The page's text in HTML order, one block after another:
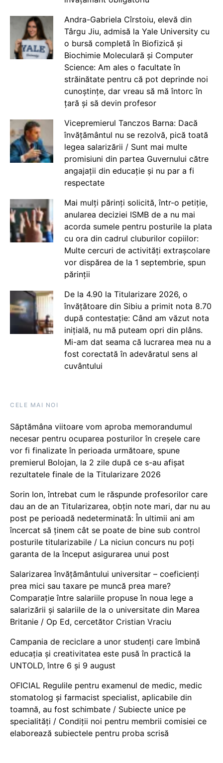
Andra-Gabriela Cîrstoiu, elevă din
Târgu Jiu, admisă la Yale University cu
o bursă completă în Biofizică și
Biochimie Moleculară și Computer
Science: Am ales o facultate în
străinătate pentru că pot deprinde noi
cunoștințe, dar vreau să mă întorc în
țară și să devin profesor
Vicepremierul Tanczos Barna: Dacă
învățământul nu se rezolvă, pică toată
legea salarizării / Sunt mai multe
promisiuni din partea Guvernului către
angajații din educație și nu par a fi
respectate
Mai mulți părinți solicită, într-o petiție,
anularea deciziei ISMB de a nu mai
acorda sumele pentru posturile la plata
cu ora din cadrul cluburilor copiilor:
Multe cercuri de activități extrașcolare
vor dispărea de la 1 septembrie, spun
părinții
De la 4.90 la Titularizare 2026, o
învățătoare din Sibiu a primit nota 8.70
după contestație: Când am văzut nota
inițială, nu mă puteam opri din plâns.
Mi-am dat seama că lucrarea mea nu a
fost corectată în adevăratul sens al
cuvântului
CELE MAI NOI
Săptămâna viitoare vom aproba memorandumul
necesar pentru ocuparea posturilor în creșele care
vor fi finalizate în perioada următoare, spune
premierul Bolojan, la 2 zile după ce s-au afișat
rezultatele finale de la Titularizare 2026
Sorin Ion, întrebat cum le răspunde profesorilor care
dau an de an Titularizarea, obțin note mari, dar nu au
post pe perioadă nedeterminată: În ultimii ani am
încercat să ținem cât se poate de bine sub control
posturile titularizabile / La niciun concurs nu poți
garanta de la început asigurarea unui post
Salarizarea învățământului universitar – coeficienți
prea mici sau taxare pe muncă prea mare?
Comparație între salariile propuse în noua lege a
salarizării și salariile de la o universitate din Marea
Britanie / Op Ed, cercetător Cristian Vraciu
Campania de reciclare a unor studenți care îmbină
educația și creativitatea este pusă în practică la
UNTOLD, între 6 și 9 august
OFICIAL Regulile pentru examenul de medic, medic
stomatolog și farmacist specialist, aplicabile din
toamnă, au fost schimbate / Subiecte unice pe
specialități / Condiții noi pentru membrii comisiei ce
elaborează subiectele pentru proba scrisă